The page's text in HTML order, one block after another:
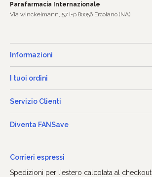
Parafarmacia Internazionale
Via winckelmann, 57 l-p 80056 Ercolano (NA)
Informazioni
I tuoi ordini
Servizio Clienti
Diventa FANSave
Corrieri espressi
Spedizioni per l'estero calcolata al checkout